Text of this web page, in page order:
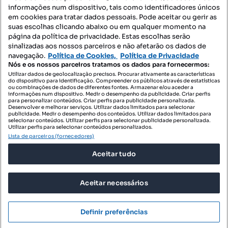
Mapa do Site
Contacte-nos
SIGA-NOS:
DESCARREGAR NA:
© 2026 Imovirtual.com, OLX Portugal, S.A.
TERMOS DE UTILIZAÇÃO
POLÍTICA DE PRIVACIDADE
CONFIGURAÇÕES DE PRIVACIDADE
informações num dispositivo, tais como identificadores únicos
em cookies para tratar dados pessoais. Pode aceitar ou gerir as
suas escolhas clicando abaixo ou em qualquer momento na
página da política de privacidade. Estas escolhas serão
sinalizadas aos nossos parceiros e não afetarão os dados de
navegação. Política de Cookies, Política de Privacidade
Nós e os nossos parceiros tratamos os dados para fornecermos:
Utilizar dados de geolocalização precisos. Procurar ativamente as características
do dispositivo para identificação. Compreender os públicos através de estatísticas
ou combinações de dados de diferentes fontes. Armazenar e/ou aceder a
informações num dispositivo. Medir o desempenho da publicidade. Criar perfis
para personalizar conteúdos. Criar perfis para publicidade personalizada.
Desenvolver e melhorar serviços. Utilizar dados limitados para selecionar
publicidade. Medir o desempenho dos conteúdos. Utilizar dados limitados para
selecionar conteúdos. Utilizar perfis para selecionar publicidade personalizada.
Utilizar perfis para selecionar conteúdos personalizados.
Lista de parceiros (fornecedores)
Aceitar tudo
Aceitar necessários
Definir preferências